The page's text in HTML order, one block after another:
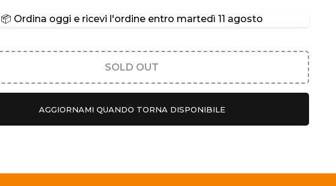
📦 Ordina oggi e ricevi l'ordine entro martedì 11 agosto
SOLD OUT
AGGIORNAMI QUANDO TORNA DISPONIBILE